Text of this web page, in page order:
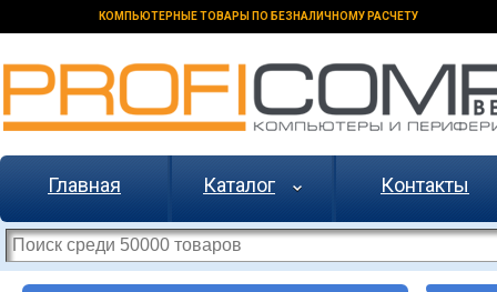
КОМПЬЮТЕРНЫЕ ТОВАРЫ ПО БЕЗНАЛИЧНОМУ РАСЧЕТУ
Главная Каталог Контакты